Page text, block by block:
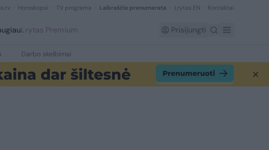
Horoskopai TV programa Laikraščio prenumerata Lrytas EN Kontaktai
Lrytas Premium Prisijungti
Darbo skelbimai